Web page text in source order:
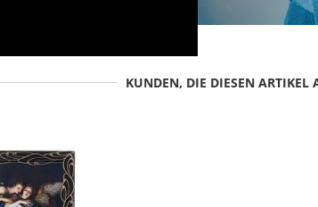
KUNDEN, DIE DIESEN ARTIKEL